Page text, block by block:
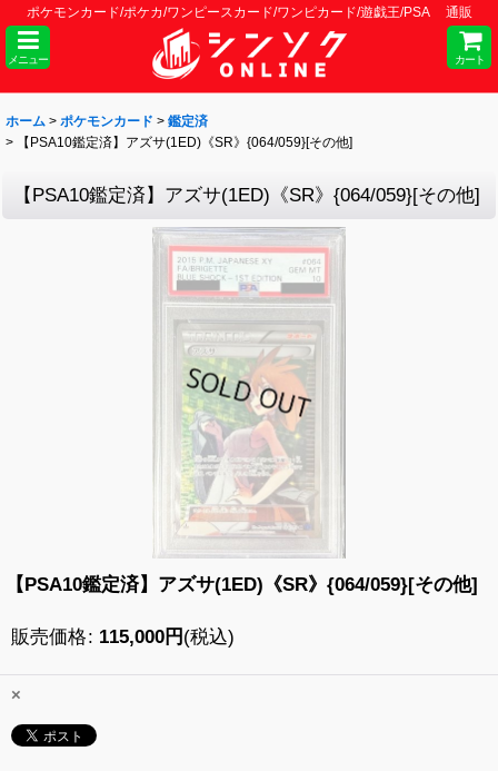
ポケモンカード/ポケカ/ワンピースカード/ワンピカード/遊戯王/PSA 通販
メニュー カート
ホーム > ポケモンカード > 鑑定済
>
【PSA10鑑定済】アズサ(1ED)《SR》{064/059}[その他]
【PSA10鑑定済】アズサ(1ED)《SR》{064/059}[その他]
【PSA10鑑定済】アズサ(1ED)《SR》{064/059}[その他]
販売価格: 115,000円 (税込)
×